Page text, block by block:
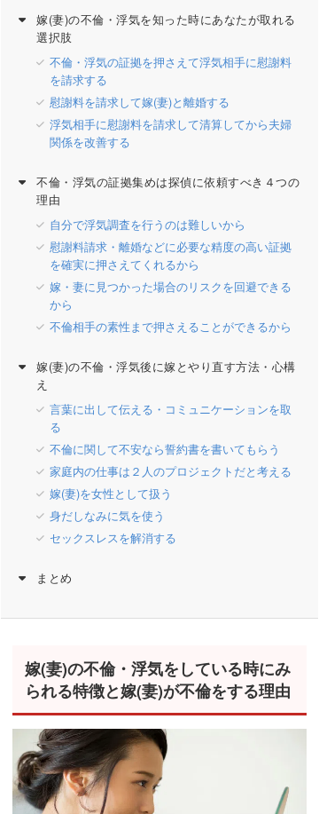
嫁(妻)の不倫・浮気を知った時にあなたが取れる
選択肢
不倫・浮気の証拠を押さえて浮気相手に慰謝料
を請求する
慰謝料を請求して嫁(妻)と離婚する
浮気相手に慰謝料を請求して清算してから夫婦
関係を改善する
不倫・浮気の証拠集めは探偵に依頼すべき４つの
理由
自分で浮気調査を行うのは難しいから
慰謝料請求・離婚などに必要な精度の高い証拠
を確実に押さえてくれるから
嫁・妻に見つかった場合のリスクを回避できる
から
不倫相手の素性まで押さえることができるから
嫁(妻)の不倫・浮気後に嫁とやり直す方法・心構
え
言葉に出して伝える・コミュニケーションを取
る
不倫に関して不安なら誓約書を書いてもらう
家庭内の仕事は２人のプロジェクトだと考える
嫁(妻)を女性として扱う
身だしなみに気を使う
セックスレスを解消する
まとめ
嫁(妻)の不倫・浮気をしている時にみ
られる特徴と嫁(妻)が不倫をする理由